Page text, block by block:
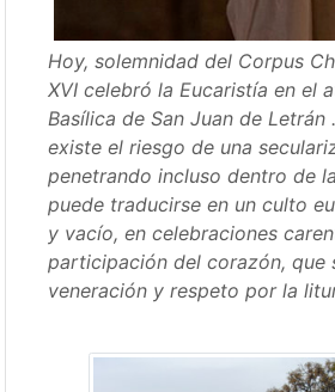
Hoy, solemnidad del Corpus
XVI celebró la Eucaristía en el
Basílica de San Juan de
existe el riesgo de una
penetrando incluso dentro de
puede traducirse en un culto
y vacío, en celebraciones
participación del corazón, que
veneración y respeto por la